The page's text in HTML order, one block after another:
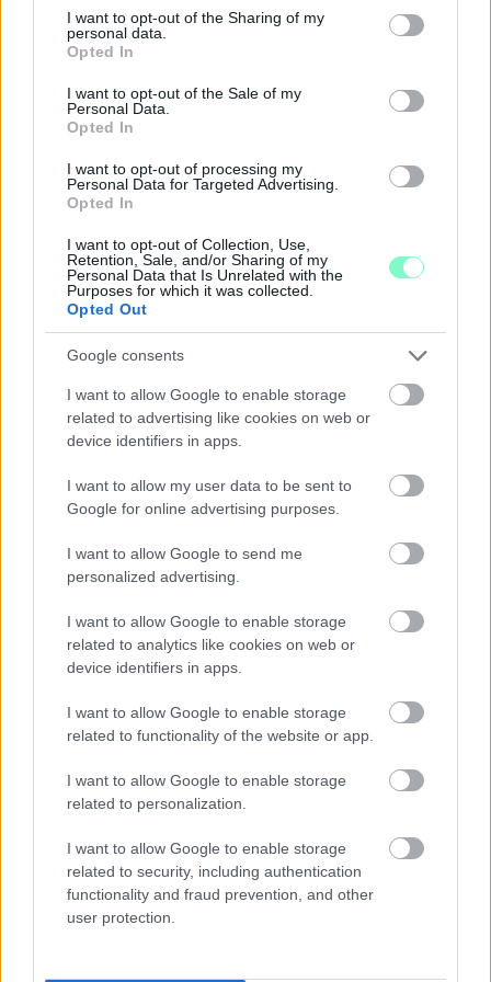
not limited to your visit or usage behaviour. You may click to
grant or deny consent to Google and its third-party tags to
use your data for below specified purposes in below Google
consent section.
I want to opt-out of the Sharing of my
personal data.
Opted In
I want to opt-out of the Sale of my
Personal Data.
Opted In
I want to opt-out of processing my
Personal Data for Targeted Advertising.
Opted In
I want to opt-out of Collection, Use,
Retention, Sale, and/or Sharing of my
Personal Data that Is Unrelated with the
Purposes for which it was collected.
Opted Out
Google consents
I want to allow Google to enable storage
related to advertising like cookies on web or
device identifiers in apps.
I want to allow my user data to be sent to
Google for online advertising purposes.
I want to allow Google to send me
personalized advertising.
I want to allow Google to enable storage
related to analytics like cookies on web or
device identifiers in apps.
I want to allow Google to enable storage
related to functionality of the website or app.
I want to allow Google to enable storage
related to personalization.
I want to allow Google to enable storage
related to security, including authentication
functionality and fraud prevention, and other
user protection.
A BAROKK ÖSSZES ÁRNYALATA ÉS MÉG EGY SOR
KIVÁLÓ PROGRAM VÁR MINDENKIT EZEN A HÉTVÉGÉN
GYŐRBEN
Középpontban a hagyományőrzés, de lesz Pogány Induló és
Majka koncert, jóga szeánsz, “borhajózás” és egy csomó minden
Szólj hozzá!